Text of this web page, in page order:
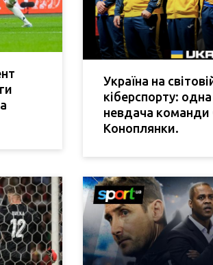
Україна на
кіберспорту:
невдача команди
Коноплянки.